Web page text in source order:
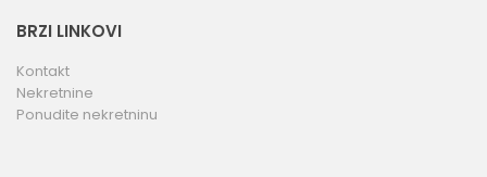
BRZI LINKOVI
Kontakt
Nekretnine
Ponudite nekretninu